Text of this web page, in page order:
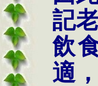
記
飲
適